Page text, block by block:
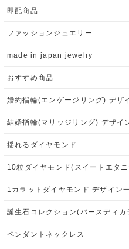
即配商品
ファッションジュエリー
made in japan jewelry
おすすめ商品
婚約指輪(エンゲージリング) デザ
結婚指輪(マリッジリング) デザイ
揺れるダイヤモンド
10粒ダイヤモンド(スイートエタ
1カラットダイヤモンド デザイン
誕生石コレクション(バースディカ
ペンダントネックレス